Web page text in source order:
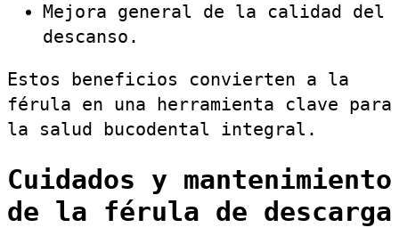
Mejora general de la calidad del
descanso.
Estos beneficios convierten a la
férula en una herramienta clave para
la salud bucodental integral.
Cuidados y mantenimiento
de la férula de descarga